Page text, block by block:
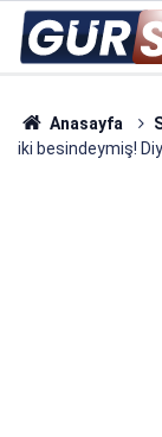
Anasayfa
iki besindeymiş!